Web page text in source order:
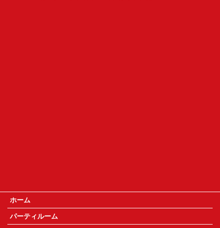
ホーム
パーティルーム